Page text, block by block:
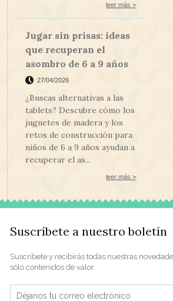
leer más >
Jugar sin prisas: ideas
que recuperan el
asombro de 6 a 9 años
27/04/2026
¿Buscas alternativas a las
tablets? Descubre cómo los
juguetes de madera y los
retos de construcción para
niños de 6 a 9 años ayudan a
recuperar el as...
leer más >
Contacto
Acerca de nosotros
Dónde estamos
Suscríbete a nuestro boletín
Suscríbete y recibirás todas nuestras
sólo contenidos de valor.